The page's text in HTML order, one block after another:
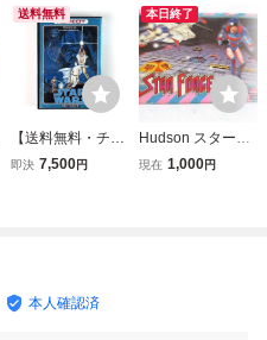
送料無料
【送料無料・チラ
シ・ハガキ付き】
即決 7,500円
本日終了
Hudson スターフ
ォース ファミコン
現在 1,000円
本人確認済